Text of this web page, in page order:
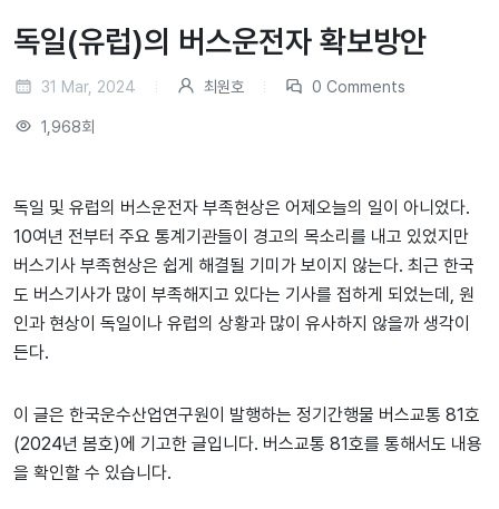
독일(유럽)의 버스운전자 확보방안
31 Mar, 2024 최원호 0 Comments
1,968회
독일 및 유럽의 버스운전자 부족현상은 어제오늘의 일이 아니었다.
10여년 전부터 주요 통계기관들이 경고의 목소리를 내고 있었지만
버스기사 부족현상은 쉽게 해결될 기미가 보이지 않는다. 최근 한국
도 버스기사가 많이 부족해지고 있다는 기사를 접하게 되었는데, 원
인과 현상이 독일이나 유럽의 상황과 많이 유사하지 않을까 생각이
든다.
이 글은 한국운수산업연구원이 발행하는 정기간행물 버스교통 81호
(2024년 봄호)에 기고한 글입니다. 버스교통 81호를 통해서도 내용
을 확인할 수 있습니다.